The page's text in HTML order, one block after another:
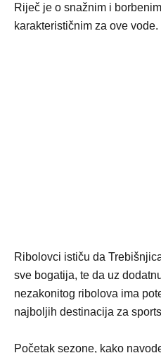
Riječ je o snažnim i
karakterističnim za ove vode.
Ribolovci ističu da
sve bogatija, te da uz
nezakonitog ribolova ima
najboljih destinacija za
Početak sezone, kako